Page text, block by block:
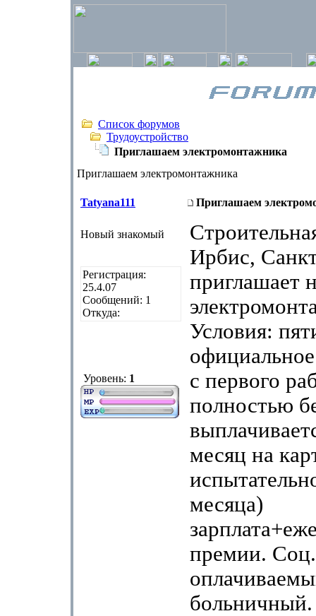
Список форумов
Трудоустройство
Приглашаем электромонтажника
Приглашаем электромонтажника
Tatyana111 Приглашаем
Новый знакомый
Регистрация:
25.4.07
Сообщений: 1
Откуда:
Уровень: 1
Ирбис,
приглашает
Условия:
с первого
полностью
месяц на
месяца)
премии.
больничный.